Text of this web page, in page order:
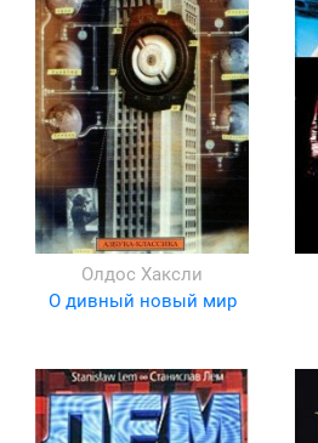
Олдос Хаксли
О дивный новый мир